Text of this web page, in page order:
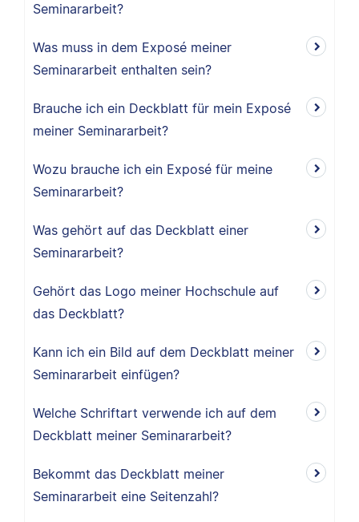
Seminararbeit?
Was muss in dem Exposé meiner
Seminararbeit enthalten sein?
Brauche ich ein Deckblatt für mein Exposé
meiner Seminararbeit?
Wozu brauche ich ein Exposé für meine
Seminararbeit?
Was gehört auf das Deckblatt einer
Seminararbeit?
Gehört das Logo meiner Hochschule auf
das Deckblatt?
Kann ich ein Bild auf dem Deckblatt meiner
Seminararbeit einfügen?
Welche Schriftart verwende ich auf dem
Deckblatt meiner Seminararbeit?
Bekommt das Deckblatt meiner
Seminararbeit eine Seitenzahl?